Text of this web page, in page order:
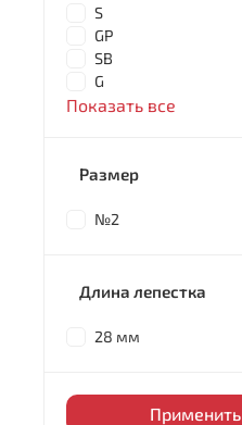
S
GP
SB
G
Показать все
Размер
№2
Длина лепестка
28 мм
Применить